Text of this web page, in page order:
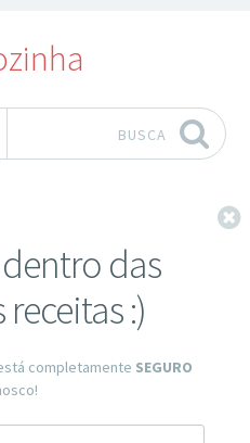
BUSCA
das
:)
completamente SEGURO